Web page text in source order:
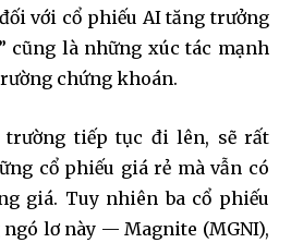
với cổ phiếu AI tăng trưởng
cũng là những xúc tác mạnh
chứng khoán.
tiếp tục đi lên, sẽ rất
cổ phiếu giá rẻ mà vẫn có
giá. Tuy nhiên ba cổ phiếu
lơ này — Magnite (MGNI),